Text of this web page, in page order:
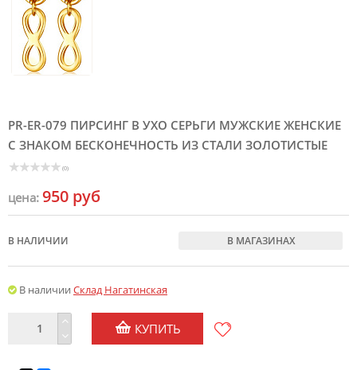
PR-ER-079 ПИРСИНГ В УХО СЕРЬГИ МУЖСКИЕ ЖЕНСКИЕ
С ЗНАКОМ БЕСКОНЕЧНОСТЬ ИЗ СТАЛИ ЗОЛОТИСТЫЕ
(0)
цена: 950 руб
В НАЛИЧИИ В МАГАЗИНАХ
В наличии Склад Нагатинская
КУПИТЬ